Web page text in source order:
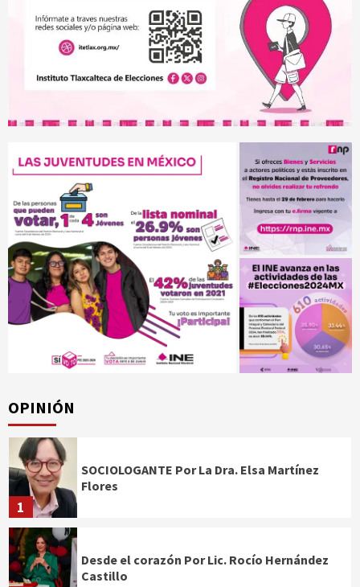
OPINIÓN
1
SOCIOLOGANTE Por La Dra. Elsa Martínez
Flores
Desde el corazón Por Lic. Rocío Hernández
Castillo